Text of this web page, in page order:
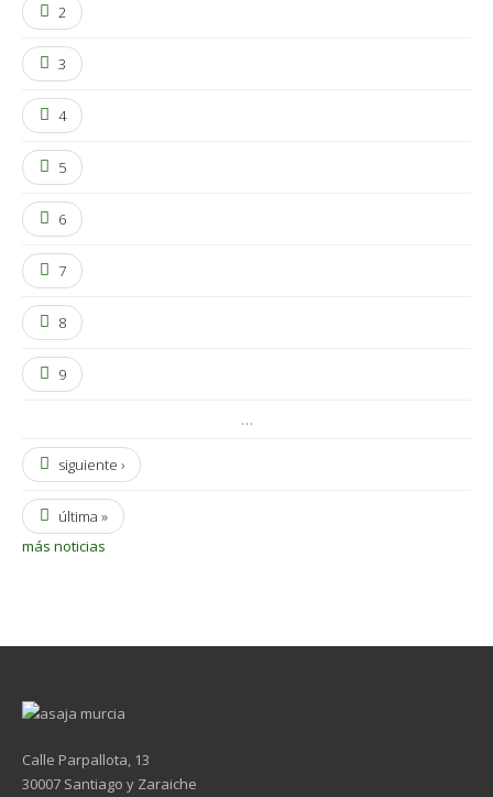
2
3
4
5
6
7
8
9
…
siguiente ›
última »
más noticias
Calle Parpallota, 13
30007 Santiago y Zaraiche